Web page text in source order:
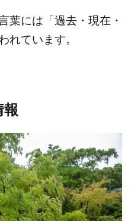
葉には「過去・現在・
れています。
報